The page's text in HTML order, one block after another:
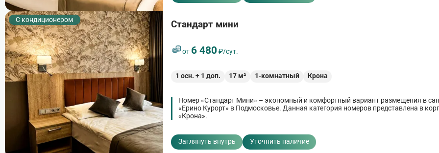
С кондиционером Стандарт мини
от 6 480 ₽/сут.
1 осн. + 1 доп. 17 м² 1-комнатный Крона
Номер «Стандарт Мини» – экономный и комфортный вариант размещения в
«Ерино Курорт» в Подмосковье. Данная категория номеров представлена в
«Крона».
Заглянуть внутрь Уточнить наличие